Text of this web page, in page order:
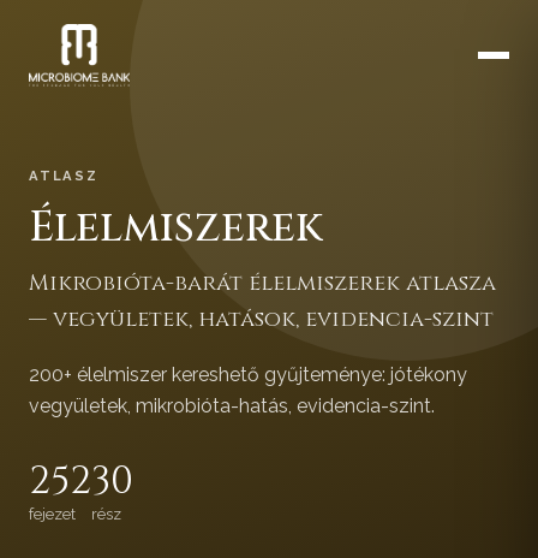
ATLASZ
Élelmiszerek
Mikrobióta-barát élelmiszerek atlasza
— vegyületek, hatások, evidencia-szint
200+ élelmiszer kereshető gyűjteménye: jótékony
vegyületek, mikrobióta-hatás, evidencia-szint.
252
fejezet
30
rész